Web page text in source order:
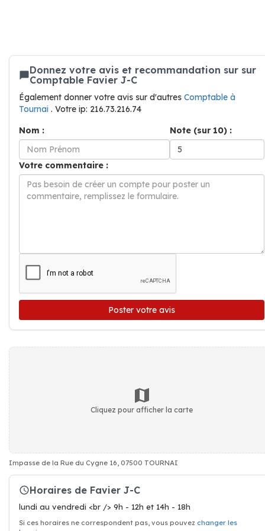
Donnez votre avis et recommandation sur sur
Comptable Favier J-C
Également donner votre avis sur d'autres Comptable à
Tournai . Votre ip: 216.73.216.74
Nom :
Note (sur 10) :
Votre commentaire :
Poster votre avis
Cliquez pour afficher la carte
Impasse de la Rue du Cygne 16, 07500 TOURNAI
Horaires de Favier J-C
lundi au vendredi <br /> 9h - 12h et 14h - 18h
Si ces horaires ne correspondent pas, vous pouvez changer les